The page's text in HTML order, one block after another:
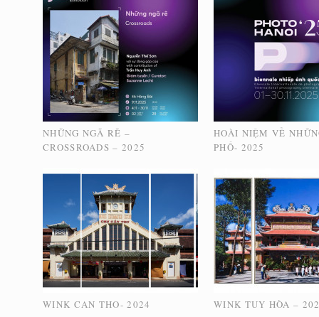
NHỮNG NGÃ RẼ –
CROSSROADS – 2025
HOÀI NIỆM VỀ
PHỐ- 2025
WINK CAN THO- 2024 WINK TUY HÒA –